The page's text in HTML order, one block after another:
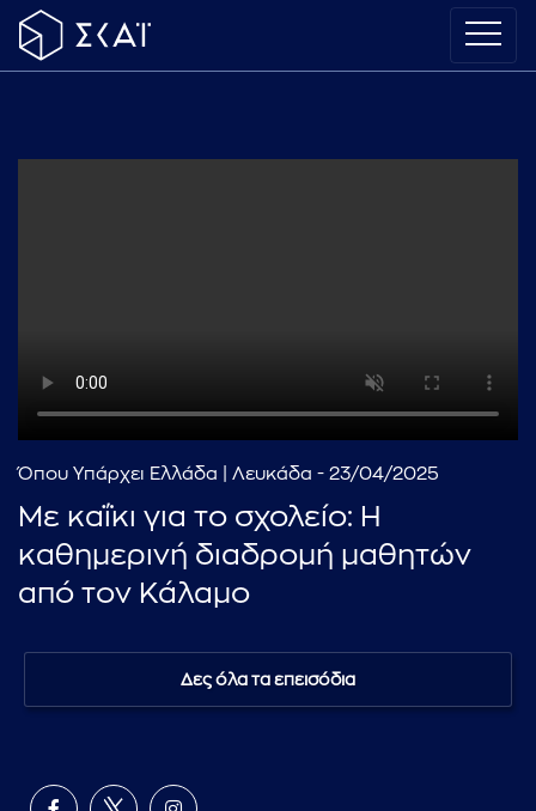
Όπου Υπάρχει Ελλάδα | Λευκάδα - 23/04/2025
Με καΐκι για το σχολείο: Η
καθημερινή διαδρομή μαθητών
από τον Κάλαμο
Δες όλα τα επεισόδια